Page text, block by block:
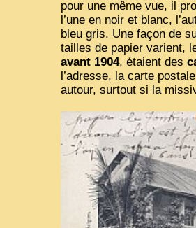
pour une même vue, il
l’une en noir et blanc,
bleu gris. Une façon de
tailles de papier varient,
avant 1904, étaient des
l’adresse, la carte
autour, surtout si la